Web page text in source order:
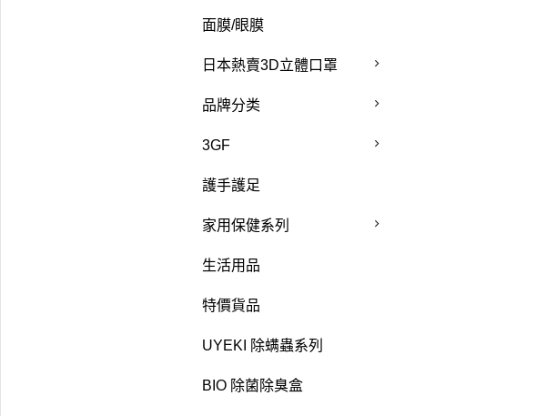
面膜/眼膜
日本熱賣3D立體口罩
品牌分类
3GF
護手護足
家用保健系列
生活用品
特價貨品
UYEKI 除螨蟲系列
BIO 除菌除臭盒